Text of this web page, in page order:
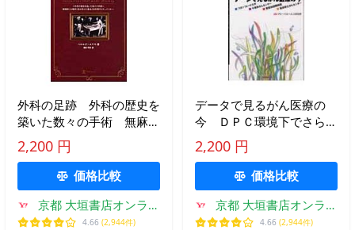
外科の足跡 外科の歴史を
築いた数々の手術 無麻酔
にも敢然と身を任せた患者
と外科医のドキュメンタリ
ー / ハロルド・エリス／
著 朝倉哲彦／訳
2,200 円
価格比較
京都 大垣書店オンライ
ン
4.66 (2,944件)
データで見るがん医療の
今 ＤＰＣ環境下でさらに
役立つ実証分析、日米の事
情を通して / グローバルヘ
ルス研究所／編集
2,200 円
価格比較
京都 大垣書店オンライ
ン
4.66 (2,944件)